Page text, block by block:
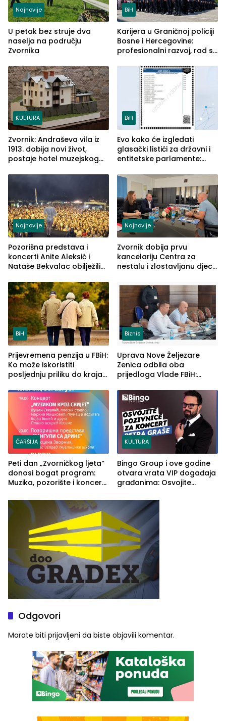
Najnovije
U petak bez struje dva
naselja na području
Zvornika
BiH
Karijera u Graničnoj policiji
Bosne i Hercegovine:
profesionalni razvoj, rad sa
služba građanima
KULTURA
Zvornik: Andraševa vila iz
1913. dobija novi život,
postaje hotel muzejskog
BiH
Evo kako će izgledati
glasački listići za državni i
entitetske parlamente:
vidljive na njima
Najnovije
Pozorišna predstava i
koncerti Anite Aleksić i
Nataše Bekvalac obilježili
ljeta (FOTO)
Najnovije
Zvornik dobija prvu
kancelariju Centra za
nestalu i zlostavljanu djecu
BiH
Prijevremena penzija u FBiH:
Ko može iskoristiti
posljednju priliku do kraja
Biznis
Uprava Nove Željezare
Zenica odbila oba
prijedloga Vlade FBiH:
rješenje
ČARŠIJA
Peti dan „Zvorničkog ljeta“
donosi bogat program:
Muzika, pozorište i koncert
KULTURA
Bingo Group i ove godine
otvara vrata VIP događaja
građanima: Osvojite
Graše
Odgovori
Morate biti prijavljeni da biste objavili komentar.